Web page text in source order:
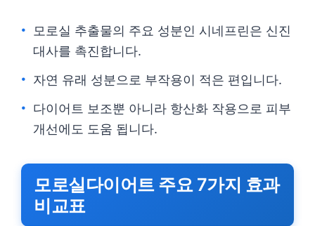
모로실 추출물의 주요 성분인 시네프린은 신진
대사를 촉진합니다.
자연 유래 성분으로 부작용이 적은 편입니다.
다이어트 보조뿐 아니라 항산화 작용으로 피부
개선에도 도움 됩니다.
모로실다이어트 주요 7가지 효과
비교표